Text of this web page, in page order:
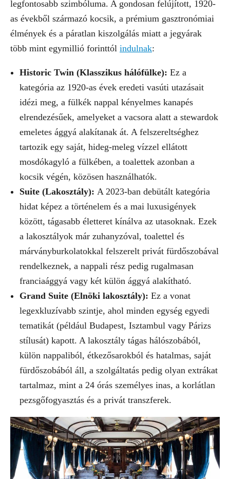
legfontosabb szimbóluma. A gondosan felújított, 1920-
as évekből származó kocsik, a prémium gasztronómiai
élmények és a páratlan kiszolgálás miatt a jegyárak
több mint egymillió forinttól indulnak:
Historic Twin (Klasszikus hálófülke): Ez a
kategória az 1920-as évek eredeti vasúti utazásait
idézi meg, a fülkék nappal kényelmes kanapés
elrendezésűek, amelyeket a vacsora alatt a stewardok
emeletes ággyá alakítanak át. A felszereltséghez
tartozik egy saját, hideg-meleg vízzel ellátott
mosdókagyló a fülkében, a toalettek azonban a
kocsik végén, közösen használhatók.
Suite (Lakosztály): A 2023-ban debütált kategória
hidat képez a történelem és a mai luxusigények
között, tágasabb életteret kínálva az utasoknak. Ezek
a lakosztályok már zuhanyzóval, toalettel és
márványburkolatokkal felszerelt privát fürdőszobával
rendelkeznek, a nappali rész pedig rugalmasan
franciaággyá vagy két külön ággyá alakítható.
Grand Suite (Elnöki lakosztály): Ez a vonat
legexkluzívabb szintje, ahol minden egység egyedi
tematikát (például Budapest, Isztambul vagy Párizs
stílusát) kapott. A lakosztály tágas hálószobából,
külön nappaliból, étkezősarokból és hatalmas, saját
fürdőszobából áll, a szolgáltatás pedig olyan extrákat
tartalmaz, mint a 24 órás személyes inas, a korlátlan
pezsgőfogyasztás és a privát transzferek.